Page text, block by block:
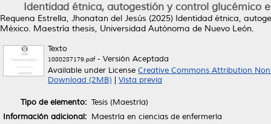
Identidad étnica, autogestión y control glucémico
Requena Estrella, Jhonatan del Jesús (2025) Identidad étnica,
México. Maestría thesis, Universidad Autónoma de Nuevo León.
Texto
1080287179.pdf- Versión Aceptada
Available under License Creative Commons Attribution
Download (2MB)
Vista previa
Tipo de elemento: Tesis (Maestría)
Información adicional: Maestría en ciencias de enfermería